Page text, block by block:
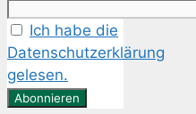
Ich habe die
Datenschutzerklärung
gelesen.